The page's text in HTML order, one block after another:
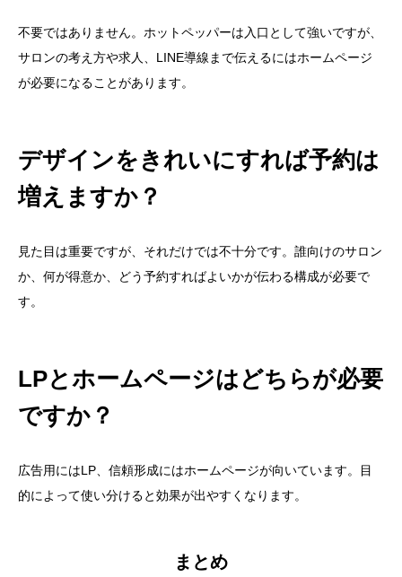
不要ではありません。ホットペッパーは入口として強いですが、
サロンの考え方や求人、LINE導線まで伝えるにはホームページ
が必要になることがあります。
デザインをきれいにすれば予約は
増えますか？
見た目は重要ですが、それだけでは不十分です。誰向けのサロン
か、何が得意か、どう予約すればよいかが伝わる構成が必要で
す。
LPとホームページはどちらが必要
ですか？
広告用にはLP、信頼形成にはホームページが向いています。目
的によって使い分けると効果が出やすくなります。
まとめ